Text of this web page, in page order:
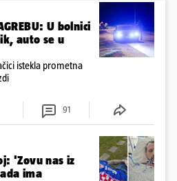
U bolnici
auto se u
istekla prometna
91
'Zovu nas iz
ima